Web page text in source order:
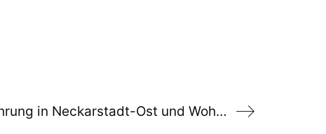
Antrag: Buslinienführung in Neckarstadt-Ost und Wohlgelegen